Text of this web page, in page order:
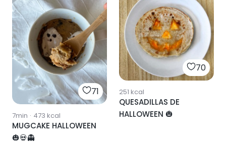
71
7min · 473 kcal
MUGCAKE HALLOWEEN
🎃💀👻
70
251 kcal
QUESADILLAS DE
HALLOWEEN 🎃